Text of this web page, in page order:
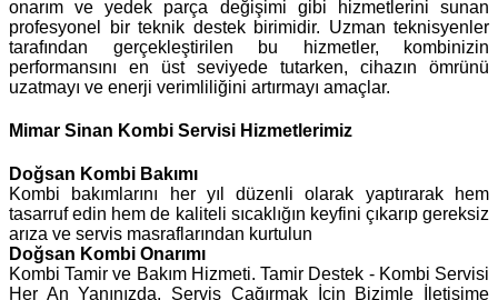
onarım ve yedek parça değişimi gibi hizmetlerini sunan
profesyonel bir teknik destek birimidir. Uzman teknisyenler
tarafından gerçekleştirilen bu hizmetler, kombinizin
performansını en üst seviyede tutarken, cihazın ömrünü
uzatmayı ve enerji verimliliğini artırmayı amaçlar.
Mimar Sinan Kombi Servisi Hizmetlerimiz
Doğsan Kombi Bakımı
Kombi bakımlarını her yıl düzenli olarak yaptırarak hem
tasarruf edin hem de kaliteli sıcaklığın keyfini çıkarıp gereksiz
arıza ve servis masraflarından kurtulun
Doğsan Kombi Onarımı
Kombi Tamir ve Bakım Hizmeti. Tamir Destek - Kombi Servisi
Her An Yanınızda. Servis Çağırmak İçin Bizimle İletişime